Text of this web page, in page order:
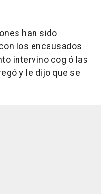
han sido
los encausados
intervino cogió las
y le dijo que se